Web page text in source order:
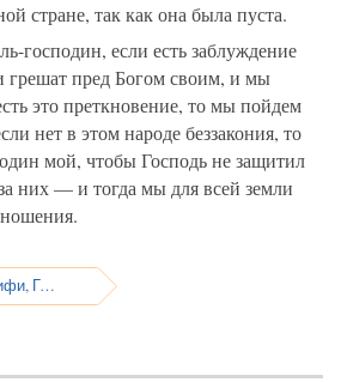
стране, так как она была пуста.
господин, если есть заблуждение
грешат пред Богом своим, и мы
это преткновение, то мы пойдем
нет в этом народе беззакония, то
мой, чтобы Господь не защитил
них — и тогда мы для всей земли
Книга Иудифи, Глава 5